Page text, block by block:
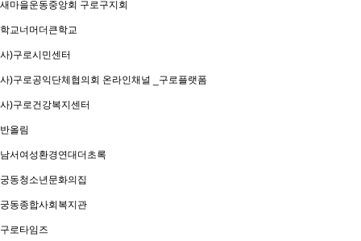
새마을운동중앙회 구로구지회
학교너머더큰학교
사)구로시민센터
사)구로공익단체협의회 온라인채널 _구로플랫폼
사)구로건강복지센터
반올림
남서여성환경연대더초록
궁동청소년문화의집
궁동종합사회복지관
구로타임즈